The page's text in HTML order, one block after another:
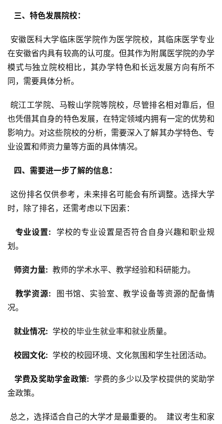
  三、特色发展院校：
在安徽省内具有较高的认可度。但其作为附属医学院的办学
模式与独立院校相比，其办学特色和长远发展方向有所不
同，需要具体分析。
也凭借其自身的特色发展，在特定领域内拥有一定的优势和
影响力。对这些院校的分析，需要深入了解其办学特色、专
业设置和师资力量等方面的具体情况。
  四、需要进一步了解的信息：
时，除了排名，还需考虑以下因素：
  专业设置:
学校的专业设置是否符合自身兴趣和职业规
划。
  师资力量:
教师的学术水平、教学经验和科研能力。
  教学资源:
图书馆、实验室、教学设备等资源的配备情
况。
  就业情况:
学校的毕业生就业率和就业质量。
  校园文化:
学校的校园环境、文化氛围和学生社团活动。
  学费及奖助学金政策:
学费的多少以及学校提供的奖助学
金政策。